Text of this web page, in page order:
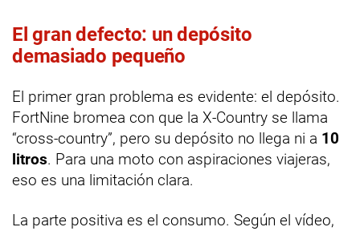
El gran defecto: un depósito
demasiado pequeño
El primer gran problema es evidente: el depósito.
FortNine bromea con que la X-Country se llama
“cross-country”, pero su depósito no llega ni a 10
litros. Para una moto con aspiraciones viajeras,
eso es una limitación clara.
La parte positiva es el consumo. Según el vídeo,